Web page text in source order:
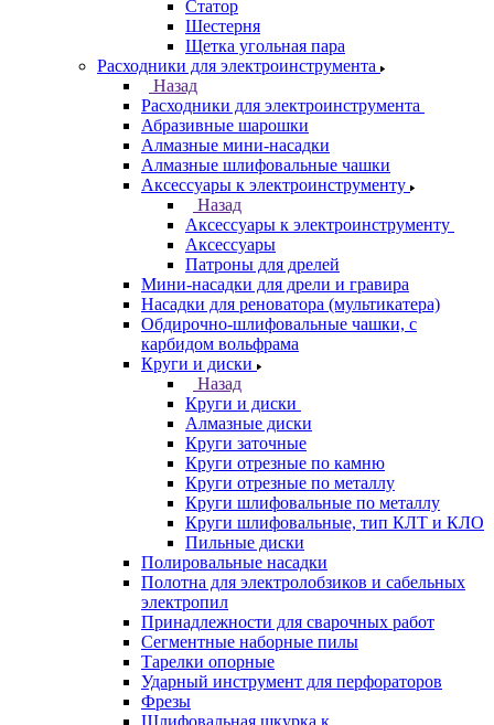
Статор
Шестерня
Щетка угольная пара
Расходники для электроинструмента
Назад
Расходники для электроинструмента
Абразивные шарошки
Алмазные мини-насадки
Алмазные шлифовальные чашки
Аксессуары к электроинструменту
Назад
Аксессуары к электроинструменту
Аксессуары
Патроны для дрелей
Мини-насадки для дрели и гравира
Насадки для реноватора (мультикатера)
Обдирочно-шлифовальные чашки, с
карбидом вольфрама
Круги и диски
Назад
Круги и диски
Алмазные диски
Круги заточные
Круги отрезные по камню
Круги отрезные по металлу
Круги шлифовальные по металлу
Круги шлифовальные, тип КЛТ и КЛО
Пильные диски
Полировальные насадки
Полотна для электролобзиков и сабельных
электропил
Принадлежности для сварочных работ
Сегментные наборные пилы
Тарелки опорные
Ударный инструмент для перфораторов
Фрезы
Шлифовальная шкурка к